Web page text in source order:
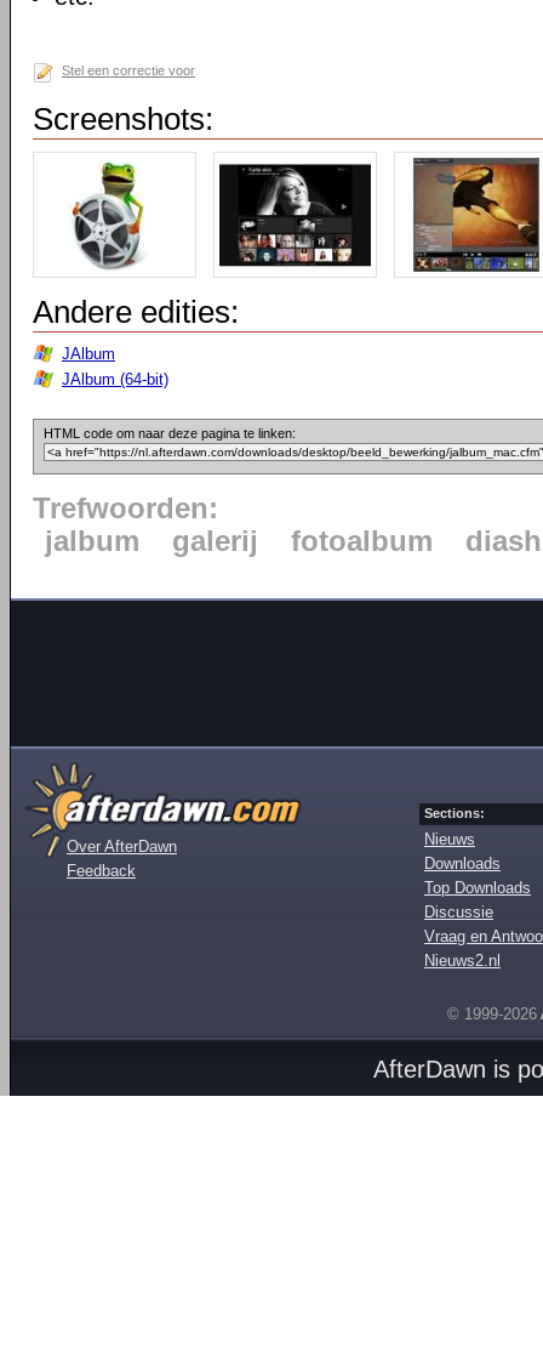
Stel een correctie voor
Screenshots:
Andere edities:
JAlbum
JAlbum (64-bit)
HTML code om naar deze pagina te linken:
Trefwoorden:
jalbum
galerij fotoalbum
Over AfterDawn
Feedback
Sections:
Nieuws
Downloads
Top Downloads
Discussie
Vraag en
Nieuws2.nl
© 1999-2026
AfterDawn is